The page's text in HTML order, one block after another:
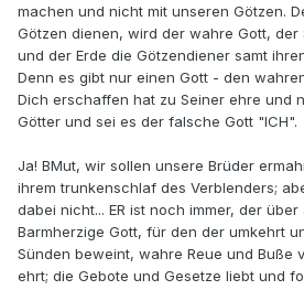
machen und nicht mit unseren Götzen.
Götzen dienen, wird der wahre Gott, der
und der Erde die Götzendiener samt
Denn es gibt nur einen Gott - den
Dich erschaffen hat zu Seiner ehre und
Götter und sei es der falsche Gott "ICH".
Ja! BMut, wir sollen unsere Brüder
ihrem trunkenschlaf des Verblenders;
dabei nicht... ER ist noch immer, der
Barmherzige Gott, für den der umkehrt
Sünden beweint, wahre Reue und Buße
ehrt; die Gebote und Gesetze liebt und